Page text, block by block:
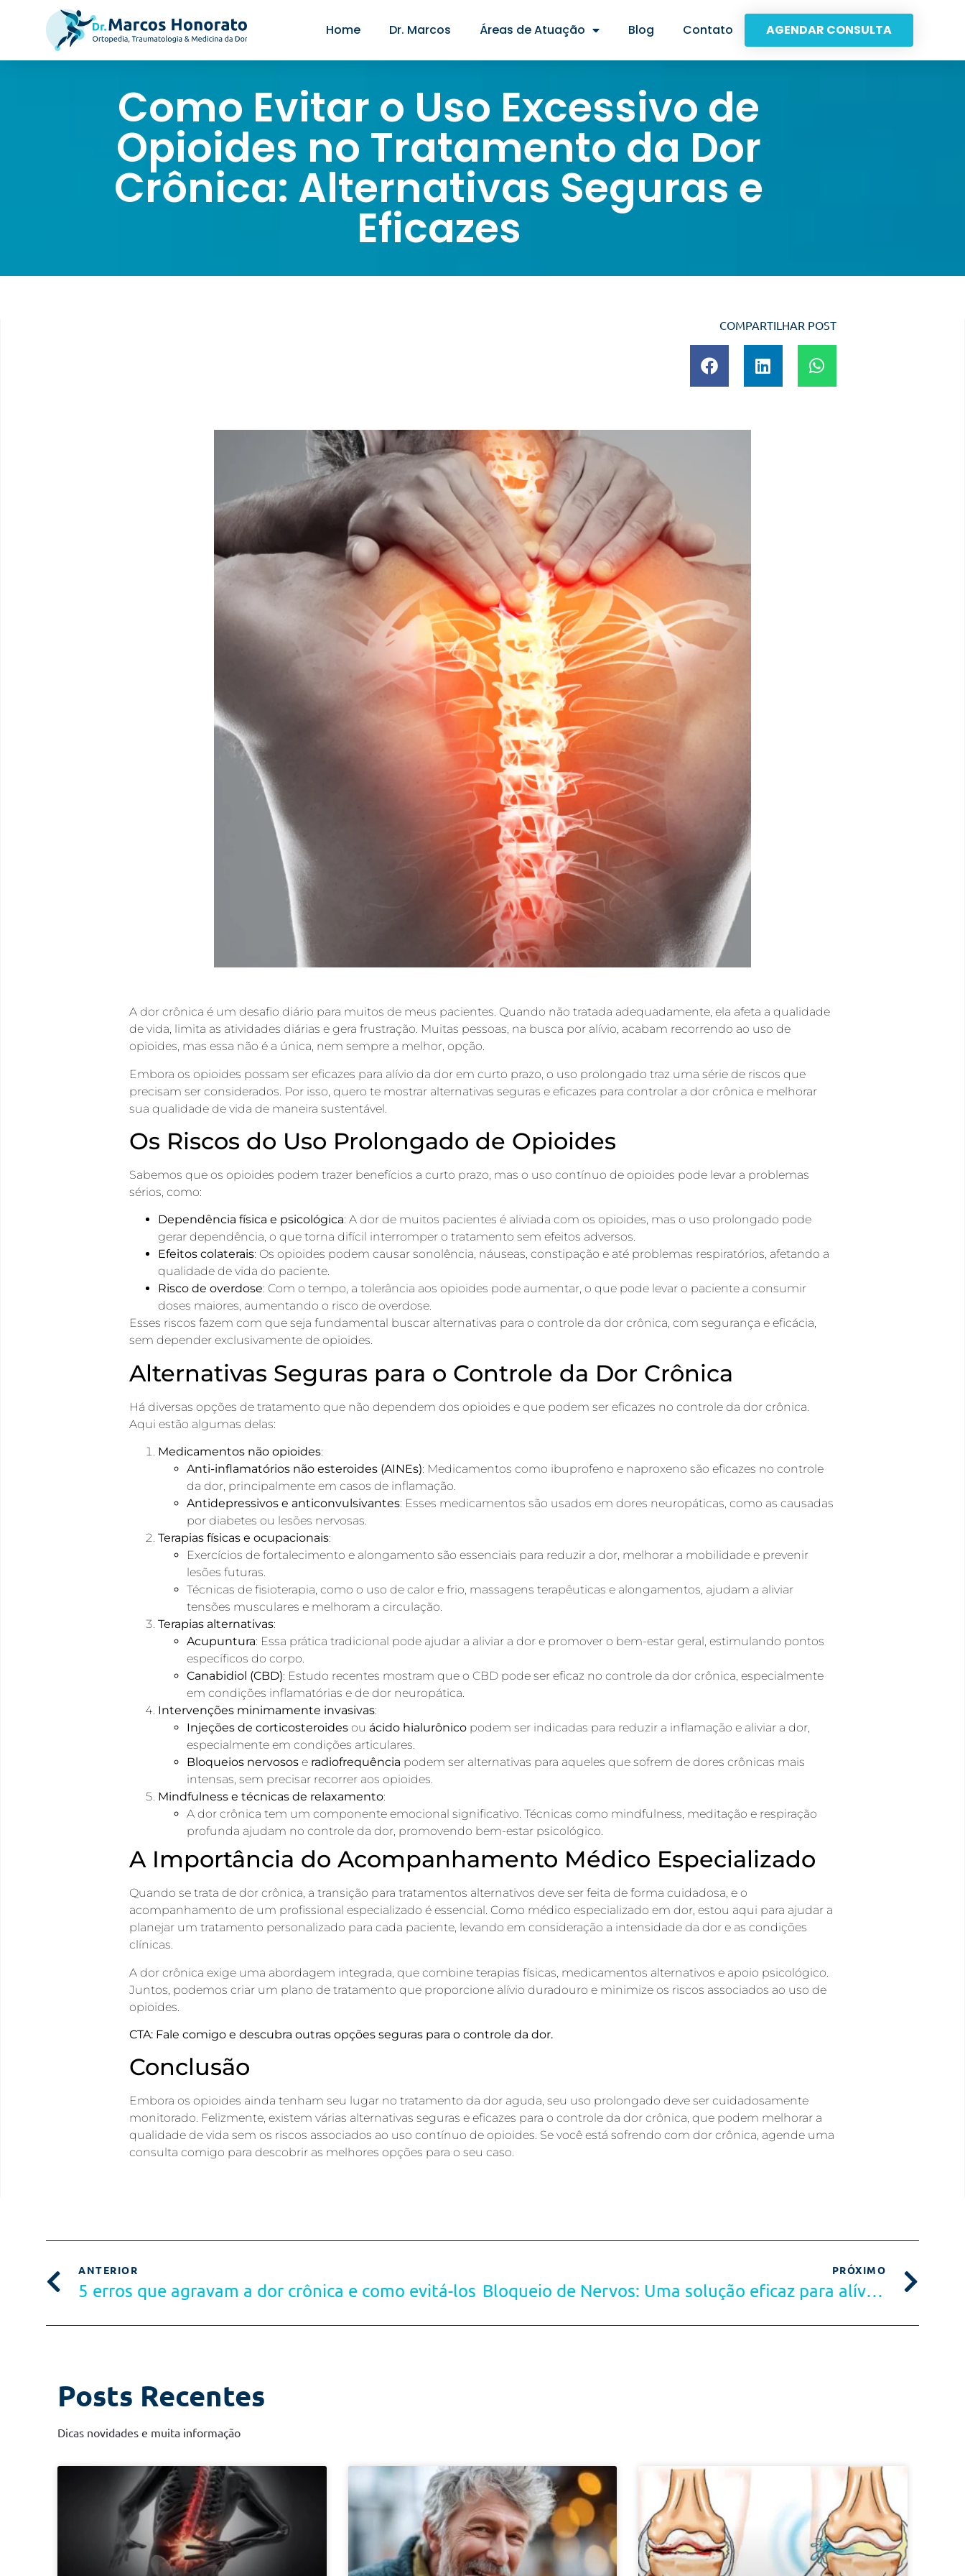
Home Dr. Marcos Áreas de Atuação Blog Contato AGENDAR CONSULTA
Como Evitar o Uso Excessivo de
Opioides no Tratamento da Dor
Crônica: Alternativas Seguras e
Eficazes
COMPARTILHAR POST
A dor crônica é um desafio diário para muitos de meus pacientes. Quando não tratada adequadamente, ela afeta a qualidade
de vida, limita as atividades diárias e gera frustração. Muitas pessoas, na busca por alívio, acabam recorrendo ao uso de
opioides, mas essa não é a única, nem sempre a melhor, opção.
Embora os opioides possam ser eficazes para alívio da dor em curto prazo, o uso prolongado traz uma série de riscos que
precisam ser considerados. Por isso, quero te mostrar alternativas seguras e eficazes para controlar a dor crônica e melhorar
sua qualidade de vida de maneira sustentável.
Os Riscos do Uso Prolongado de Opioides
Sabemos que os opioides podem trazer benefícios a curto prazo, mas o uso contínuo de opioides pode levar a problemas
sérios, como:
Dependência física e psicológica: A dor de muitos pacientes é aliviada com os opioides, mas o uso prolongado pode
gerar dependência, o que torna difícil interromper o tratamento sem efeitos adversos.
Efeitos colaterais: Os opioides podem causar sonolência, náuseas, constipação e até problemas respiratórios, afetando a
qualidade de vida do paciente.
Risco de overdose: Com o tempo, a tolerância aos opioides pode aumentar, o que pode levar o paciente a consumir
doses maiores, aumentando o risco de overdose.
Esses riscos fazem com que seja fundamental buscar alternativas para o controle da dor crônica, com segurança e eficácia,
sem depender exclusivamente de opioides.
Alternativas Seguras para o Controle da Dor Crônica
Há diversas opções de tratamento que não dependem dos opioides e que podem ser eficazes no controle da dor crônica.
Aqui estão algumas delas:
Medicamentos não opioides:
Anti-inflamatórios não esteroides (AINEs): Medicamentos como ibuprofeno e naproxeno são eficazes no controle
da dor, principalmente em casos de inflamação.
Antidepressivos e anticonvulsivantes: Esses medicamentos são usados em dores neuropáticas, como as causadas
por diabetes ou lesões nervosas.
Terapias físicas e ocupacionais:
Exercícios de fortalecimento e alongamento são essenciais para reduzir a dor, melhorar a mobilidade e prevenir
lesões futuras.
Técnicas de fisioterapia, como o uso de calor e frio, massagens terapêuticas e alongamentos, ajudam a aliviar
tensões musculares e melhoram a circulação.
Terapias alternativas:
Acupuntura: Essa prática tradicional pode ajudar a aliviar a dor e promover o bem-estar geral, estimulando pontos
específicos do corpo.
Canabidiol (CBD): Estudo recentes mostram que o CBD pode ser eficaz no controle da dor crônica, especialmente
em condições inflamatórias e de dor neuropática.
Intervenções minimamente invasivas:
Injeções de corticosteroidesou ácido hialurônicopodem ser indicadas para reduzir a inflamação e aliviar a dor,
especialmente em condições articulares.
Bloqueios nervosose radiofrequência podem ser alternativas para aqueles que sofrem de dores crônicas mais
intensas, sem precisar recorrer aos opioides.
Mindfulness e técnicas de relaxamento:
A dor crônica tem um componente emocional significativo. Técnicas como mindfulness, meditação e respiração
profunda ajudam no controle da dor, promovendo bem-estar psicológico.
A Importância do Acompanhamento Médico Especializado
Quando se trata de dor crônica, a transição para tratamentos alternativos deve ser feita de forma cuidadosa, e o
acompanhamento de um profissional especializado é essencial. Como médico especializado em dor, estou aqui para ajudar a
planejar um tratamento personalizado para cada paciente, levando em consideração a intensidade da dor e as condições
clínicas.
A dor crônica exige uma abordagem integrada, que combine terapias físicas, medicamentos alternativos e apoio psicológico.
Juntos, podemos criar um plano de tratamento que proporcione alívio duradouro e minimize os riscos associados ao uso de
opioides.
CTA: Fale comigo e descubra outras opções seguras para o controle da dor.
Conclusão
Embora os opioides ainda tenham seu lugar no tratamento da dor aguda, seu uso prolongado deve ser cuidadosamente
monitorado. Felizmente, existem várias alternativas seguras e eficazes para o controle da dor crônica, que podem melhorar a
qualidade de vida sem os riscos associados ao uso contínuo de opioides. Se você está sofrendo com dor crônica, agende uma
consulta comigo para descobrir as melhores opções para o seu caso.
ANTERIOR
5 erros que agravam a dor crônica e como evitá-los
PRÓXIMO
Bloqueio de Nervos: Uma solução eficaz para alívio da dor persistente
Posts Recentes
Dicas novidades e muita informação